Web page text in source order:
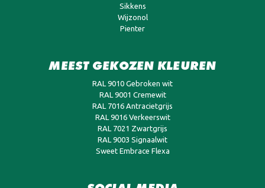
Sikkens
Wijzonol
Pienter
MEEST GEKOZEN KLEUREN
RAL 9010 Gebroken wit
RAL 9001 Cremewit
RAL 7016 Antracietgrijs
RAL 9016 Verkeerswit
RAL 7021 Zwartgrijs
RAL 9003 Signaalwit
Sweet Embrace Flexa